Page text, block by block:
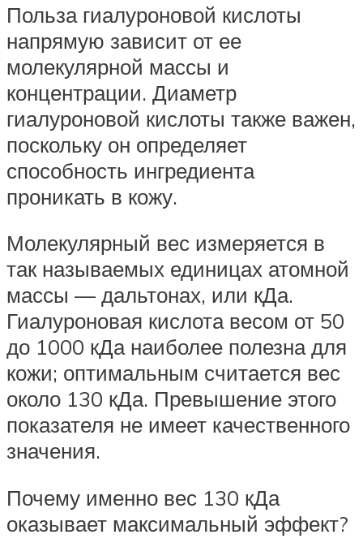
Польза гиалуроновой кислоты
напрямую зависит от ее
молекулярной массы и
концентрации. Диаметр
гиалуроновой кислоты также важен,
поскольку он определяет
способность ингредиента
проникать в кожу.
Молекулярный вес измеряется в
так называемых единицах атомной
массы — дальтонах, или кДа.
Гиалуроновая кислота весом от 50
до 1000 кДа наиболее полезна для
кожи; оптимальным считается вес
около 130 кДа. Превышение этого
показателя не имеет качественного
значения.
Почему именно вес 130 кДа
оказывает максимальный эффект?